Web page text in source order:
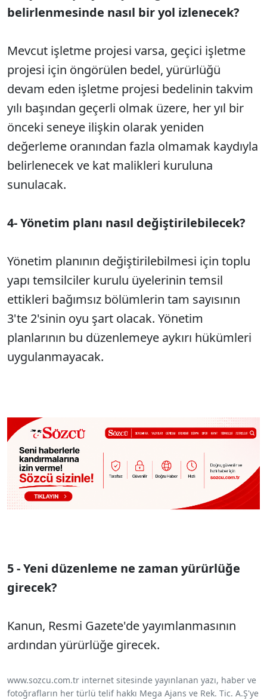
belirlenmesinde nasıl bir yol izlenecek?
Mevcut işletme projesi varsa, geçici işletme
projesi için öngörülen bedel, yürürlüğü
devam eden işletme projesi bedelinin takvim
yılı başından geçerli olmak üzere, her yıl bir
önceki seneye ilişkin olarak yeniden
değerleme oranından fazla olmamak kaydıyla
belirlenecek ve kat malikleri kuruluna
sunulacak.
4- Yönetim planı nasıl değiştirilebilecek?
Yönetim planının değiştirilebilmesi için toplu
yapı temsilciler kurulu üyelerinin temsil
ettikleri bağımsız bölümlerin tam sayısının
3'te 2'sinin oyu şart olacak. Yönetim
planlarının bu düzenlemeye aykırı hükümleri
uygulanmayacak.
5 - Yeni düzenleme ne zaman yürürlüğe
girecek?
Kanun, Resmi Gazete'de yayımlanmasının
ardından yürürlüğe girecek.
www.sozcu.com.tr internet sitesinde yayınlanan yazı, haber ve
fotoğrafların her türlü telif hakkı Mega Ajans ve Rek. Tic. A.Ş'ye